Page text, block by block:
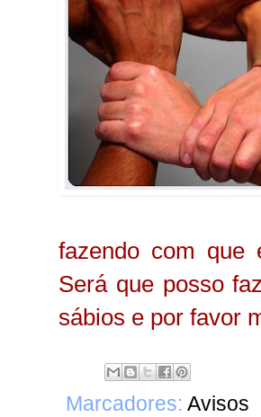
fazendo com que
Será que posso
sábios e por favor
Marcadores:Avisos